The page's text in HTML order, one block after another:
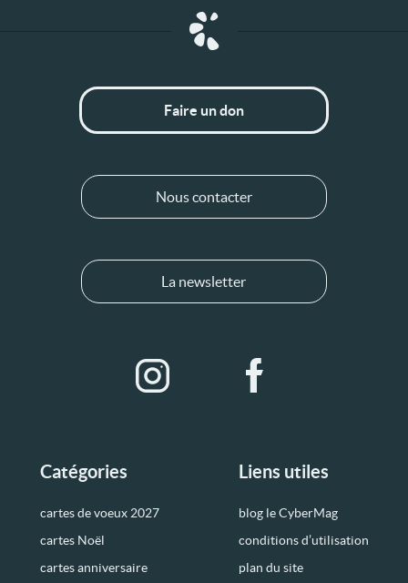
Catégories
cartes de voeux 2027
cartes Noël
cartes anniversaire
Liens utiles
blog le CyberMag
conditions d’utilisation
plan du site
Faire un don
Nous contacter
La newsletter